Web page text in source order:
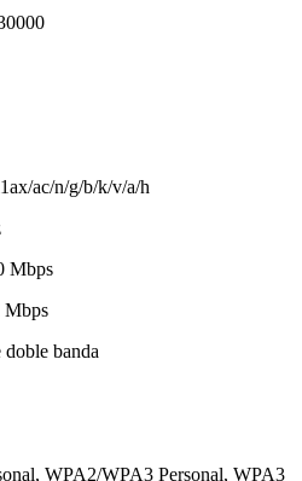
ac/n/g/b/k/v/a/h
Mbps
Mbps
doble banda
WPA2/WPA3 Personal, WPA3